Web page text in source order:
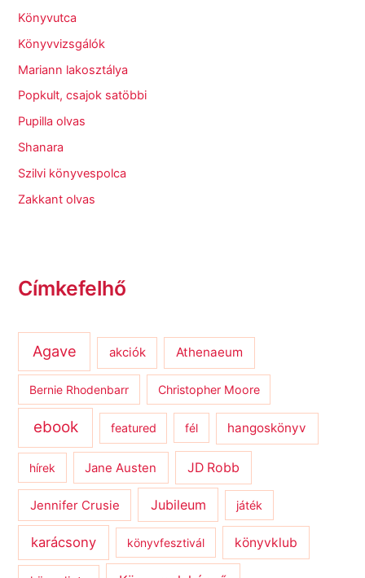
Könyvutca
Könyvvizsgálók
Mariann lakosztálya
Popkult, csajok satöbbi
Pupilla olvas
Shanara
Szilvi könyvespolca
Zakkant olvas
Címkefelhő
Agave akciók Athenaeum
Bernie Rhodenbarr Christopher Moore
ebook featured fél hangoskönyv
hírek Jane Austen JD Robb
Jennifer Crusie Jubileum játék
karácsony könyvfesztivál könyvklub